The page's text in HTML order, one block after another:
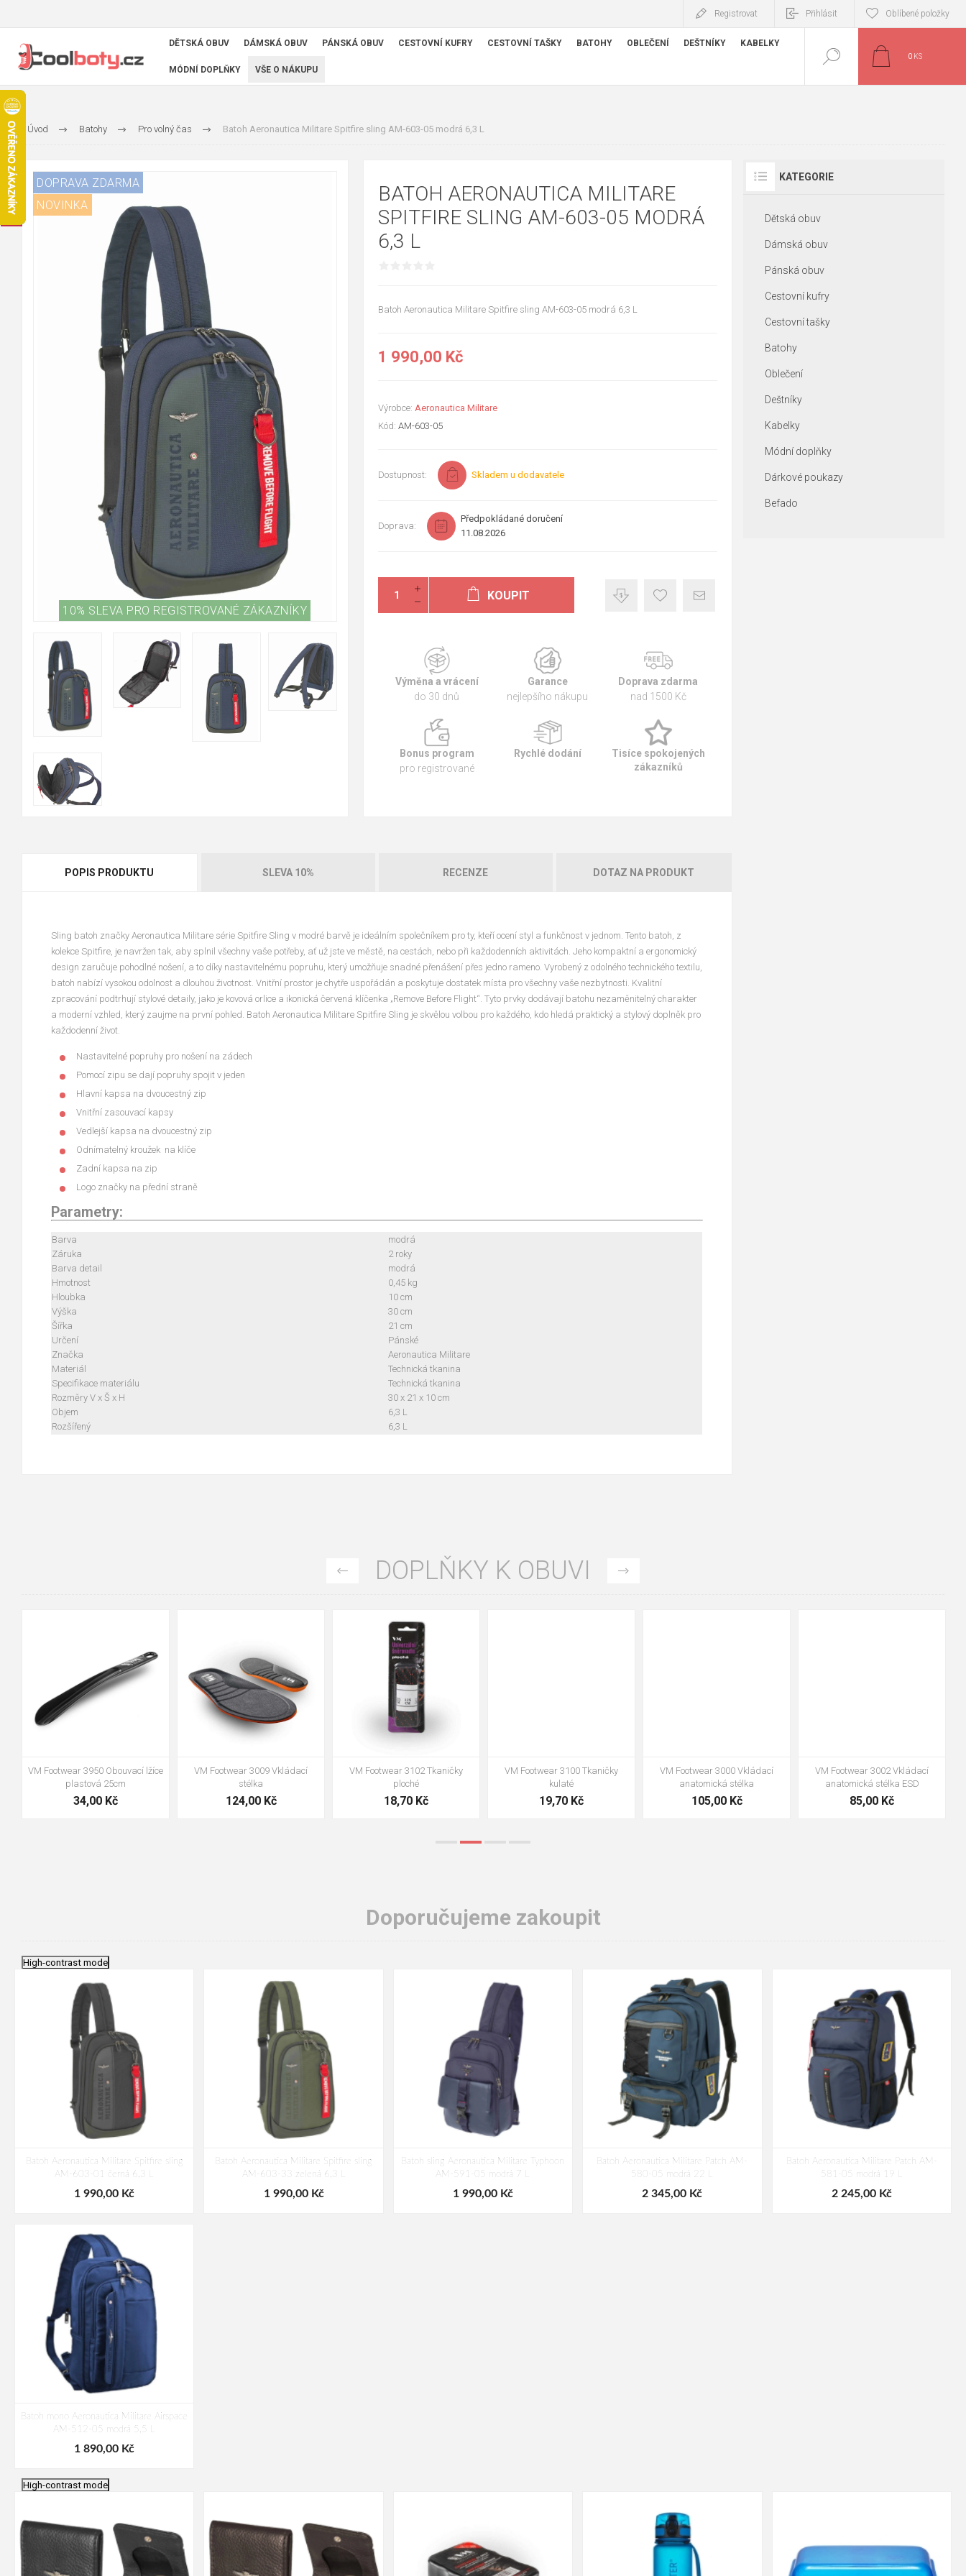
Registrovat Přihlásit Oblíbené položky
DĚTSKÁ OBUV DÁMSKÁ OBUV PÁNSKÁ OBUV CESTOVNÍ KUFRY CESTOVNÍ TAŠKY BATOHY OBLEČENÍ DEŠTNÍKY KABELKY
MÓDNÍ DOPLŇKY VŠE O NÁKUPU
0 KS
Úvod Batohy Pro volný čas Batoh Aeronautica Militare Spitfire sling AM-603-05 modrá 6,3 L
DOPRAVA ZDARMA
10% SLEVA PRO REGISTROVANÉ ZÁKAZNÍKY
NOVINKA
BATOH AERONAUTICA MILITARE
SPITFIRE SLING AM-603-05 MODRÁ
6,3 L
Batoh Aeronautica Militare Spitfire sling AM-603-05 modrá 6,3 L
1 990,00 Kč
Výrobce: Aeronautica Militare
Kód: AM-603-05
Dostupnost: Skladem u dodavatele
Doprava:
Předpokládané doručení
11.08.2026
KOUPIT
Výměna a vrácení
do 30 dnů
Garance
nejlepšího nákupu
Doprava zdarma
nad 1500 Kč
Bonus program
pro registrované
Rychlé dodání
Tisíce spokojených
zákazníků
POPIS PRODUKTU SLEVA 10% RECENZE DOTAZ NA PRODUKT
Sling batoh značky Aeronautica Militare série Spitfire Sling v modré barvě je ideálním společníkem pro ty, kteří ocení styl a funkčnost v jednom. Tento batoh, z
kolekce Spitfire, je navržen tak, aby splnil všechny vaše potřeby, ať už jste ve městě, na cestách, nebo při každodenních aktivitách. Jeho kompaktní a ergonomický
design zaručuje pohodlné nošení, a to díky nastavitelnému popruhu, který umožňuje snadné přenášení přes jedno rameno. Vyrobený z odolného technického textilu,
batoh nabízí vysokou odolnost a dlouhou životnost. Vnitřní prostor je chytře uspořádán a poskytuje dostatek místa pro všechny vaše nezbytnosti. Kvalitní
zpracování podtrhují stylové detaily, jako je kovová orlice a ikonická červená klíčenka „Remove Before Flight“. Tyto prvky dodávají batohu nezaměnitelný charakter
a moderní vzhled, který zaujme na první pohled. Batoh Aeronautica Militare Spitfire Sling je skvělou volbou pro každého, kdo hledá praktický a stylový doplněk pro
každodenní život.
Nastavitelné popruhy pro nošení na zádech
Pomocí zipu se dají popruhy spojit v jeden
Hlavní kapsa na dvoucestný zip
Vnitřní zasouvací kapsy
Vedlejší kapsa na dvoucestný zip
Odnímatelný kroužek na klíče
Zadní kapsa na zip
Logo značky na přední straně
Parametry:
Barva
modrá
Záruka
2 roky
Barva detail
modrá
Hmotnost
0,45 kg
Hloubka
10 cm
Výška
30 cm
Šířka
21 cm
Určení
Pánské
Značka
Aeronautica Militare
Materiál
Technická tkanina
Specifikace materiálu
Technická tkanina
Rozměry V x Š x H
30 x 21 x 10 cm
Objem
6,3 L
Rozšířený
6,3 L
KATEGORIE
Dětská obuv
Dámská obuv
Pánská obuv
Cestovní kufry
Cestovní tašky
Batohy
Oblečení
Deštníky
Kabelky
Módní doplňky
Dárkové poukazy
Befado
DOPLŇKY K OBUVI
VM Footwear 3950 Obouvací lžíce
plastová 25cm
34,00 Kč
VM Footwear 3009 Vkládací
stélka
124,00 Kč
VM Footwear 3102 Tkaničky
ploché
18,70 Kč
125cm
VM Footwear 3100 Tkaničky
kulaté
19,70 Kč
VM Footwear 3000 Vkládací
anatomická stélka
105,00 Kč
VM Footwear 3002 Vkládací
anatomická stélka ESD
85,00 Kč
Doporučujeme zakoupit
High-contrast mode
Batoh Aeronautica Militare Spitfire sling
AM-603-01 černá 6,3 L
1 990,00 Kč
Batoh Aeronautica Militare Spitfire sling
AM-603-33 zelená 6,3 L
1 990,00 Kč
Batoh sling Aeronautica Militare Typhoon
AM-591-05 modrá 7 L
1 990,00 Kč
Batoh Aeronautica Militare Patch AM-
580-05 modrá 22 L
2 345,00 Kč
Batoh Aeronautica Militare Patch AM-
581-05 modrá 19 L
2 245,00 Kč
Batoh mono Aeronautica Militare Airspace
AM-512-05 modrá 5,5 L
1 890,00 Kč
High-contrast mode